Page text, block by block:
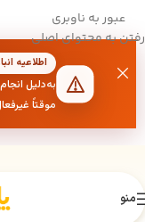
عبور به ناوبری
رفتن به محتوای اصلی
اطلاعیه
به‌دلیل
موقتاً
منو